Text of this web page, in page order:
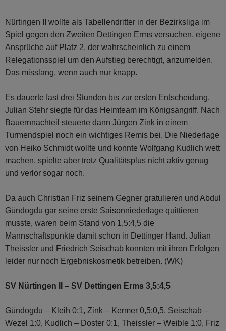
Nürtingen II wollte als Tabellendritter in der Bezirksliga im
Spiel gegen den Zweiten Dettingen Erms versuchen, eigene
Ansprüche auf Platz 2, der wahrscheinlich zu einem
Relegationsspiel um den Aufstieg berechtigt, anzumelden.
Das misslang, wenn auch nur knapp.
Es dauerte fast drei Stunden bis zur ersten Entscheidung.
Julian Stehr siegte für das Heimteam im Königsangriff. Nach
Bauernnachteil steuerte dann Jürgen Zink in einem
Turmendspiel noch ein wichtiges Remis bei. Die Niederlage
von Heiko Schmidt wollte und konnte Wolfgang Kudlich wett
machen, spielte aber trotz Qualitätsplus nicht aktiv genug
und verlor sogar noch.
Da auch Christian Friz seinem Gegner gratulieren und Abdul
Gündogdu gar seine erste Saisonniederlage quittieren
musste, waren beim Stand von 1,5:4,5 die
Mannschaftspunkte damit schon in Dettinger Hand. Julian
Theissler und Friedrich Seischab konnten mit ihren Erfolgen
leider nur noch Ergebniskosmetik betreiben. (WK)
SV Nürtingen II – SV Dettingen Erms 3,5:4,5
Gündogdu – Kleih 0:1, Zink – Kermer 0,5:0,5, Seischab –
Wezel 1:0, Kudlich – Doster 0:1, Theissler – Weible 1:0, Friz